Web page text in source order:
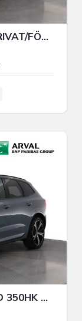
Zeekr X 66 kWh AWD 428HK PRIVAT/FÖRETAGSLEASING
Volvo XC60 RECHARGE T6 AWD 350HK PLUS DARK PRIVAT/FÖRETAGSLEASING